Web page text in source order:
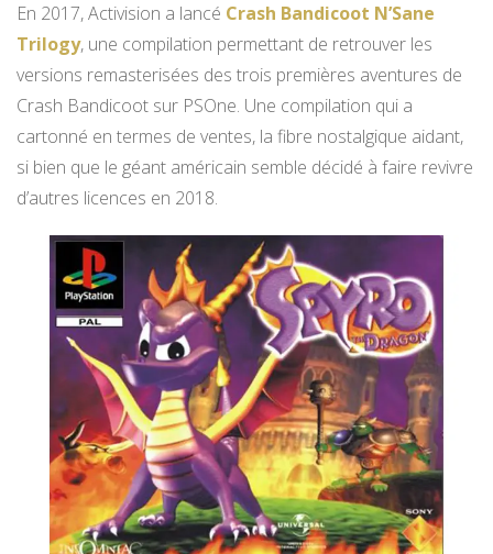
En 2017, Activision a lancé Crash Bandicoot N’Sane
Trilogy, une compilation permettant de retrouver les
versions remasterisées des trois premières aventures de
Crash Bandicoot sur PSOne. Une compilation qui a
cartonné en termes de ventes, la fibre nostalgique aidant,
si bien que le géant américain semble décidé à faire revivre
d’autres licences en 2018.